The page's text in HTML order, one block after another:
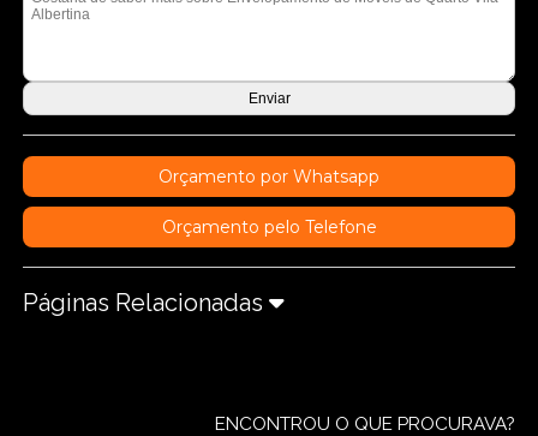
Orçamento por Whatsapp
Orçamento pelo Telefone
Páginas Relacionadas
ENCONTROU O QUE PROCURAVA?